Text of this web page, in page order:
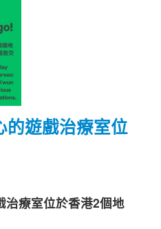
的遊戲治療室位
治療室位於香港2個地